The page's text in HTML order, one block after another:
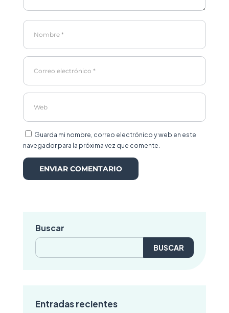
Guarda mi nombre, correo electrónico y web en este
navegador para la próxima vez que comente.
Buscar
Buscar:
Entradas recientes